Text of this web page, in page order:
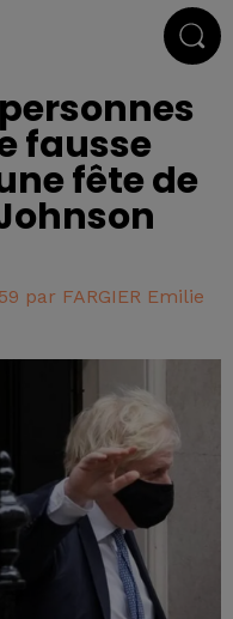
fausse
fête de
par FARGIER Emilie